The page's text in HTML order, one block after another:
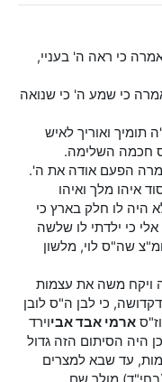
כי ראה ה' בעניי,
כי שמע ה' כי שנואה
ואוריך לאיש
חכמה השלימה.
הפעם אודה את ה'.
איהו מלך ואיהו
היה לו חלק בארץ כי
כי ילדתי לו שלשה
שה"ס לוי, מלשון
ויקח משה את עצמות
כי לבן ה"ס לובן
ארמי אבד אביוירד
היה הסיתום הזה גדול
עד שבא למצרים